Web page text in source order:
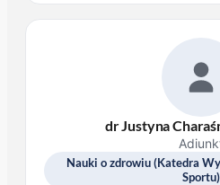
dr Justyna
Nauki o zdrowiu (Katedra
Sportu)